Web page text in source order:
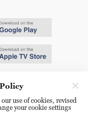
use of cookies, revised
your cookie settings